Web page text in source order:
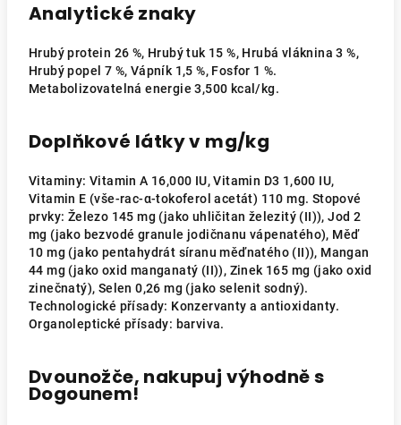
Analytické znaky
Hrubý protein 26 %, Hrubý tuk 15 %, Hrubá vláknina 3 %,
Hrubý popel 7 %, Vápník 1,5 %, Fosfor 1 %.
Metabolizovatelná energie 3,500 kcal/kg.
Doplňkové látky v mg/kg
Vitaminy: Vitamin A 16,000 IU, Vitamin D3 1,600 IU,
Vitamin E (vše-rac-α-tokoferol acetát) 110 mg. Stopové
prvky: Železo 145 mg (jako uhličitan železitý (II)), Jod 2
mg (jako bezvodé granule jodičnanu vápenatého), Měď
10 mg (jako pentahydrát síranu měďnatého (II)), Mangan
44 mg (jako oxid manganatý (II)), Zinek 165 mg (jako oxid
zinečnatý), Selen 0,26 mg (jako selenit sodný).
Technologické přísady: Konzervanty a antioxidanty.
Organoleptické přísady: barviva.
Dvounožče, nakupuj výhodně s
Dogounem!